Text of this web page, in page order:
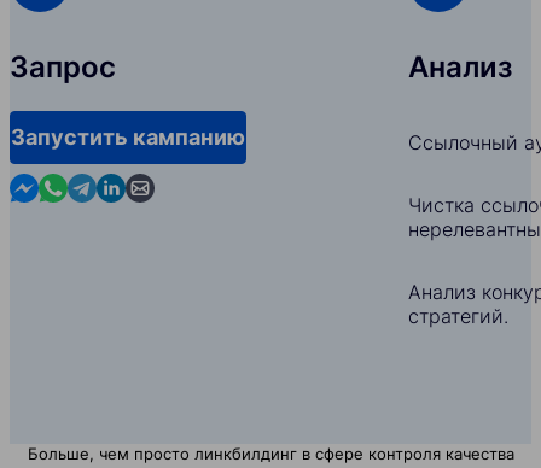
Запрос
Запустить кампанию
Contact us in Messenger
Contact us in WhatsApp
Contact us in Telegram
Contact us in Linkedin
Contact us by email
Анализ
Ссылочный
Чистка
Анализ
стратегий.
Больше, чем просто линкбилдинг в сфере контроля качества